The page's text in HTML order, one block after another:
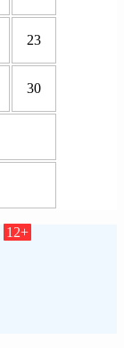
23
30
12+